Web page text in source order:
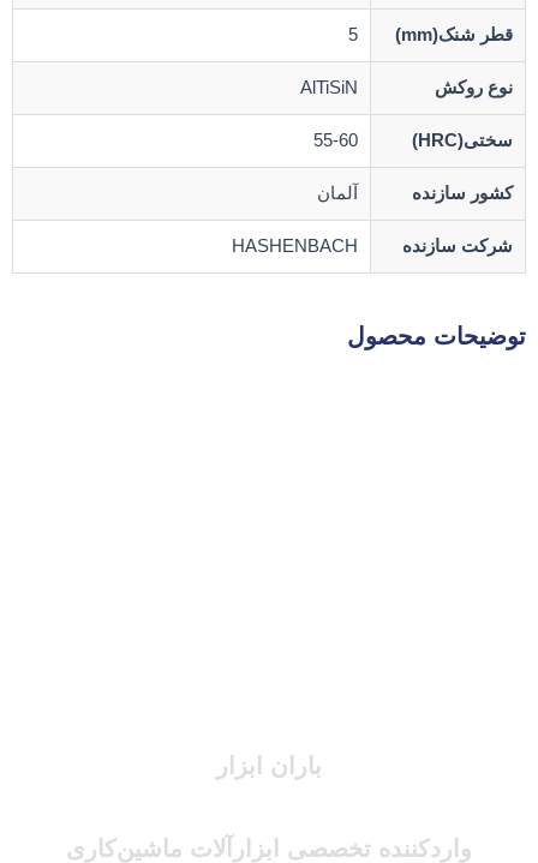
قطر شنک(mm) 5
نوع روکش AlTiSiN
سختی(HRC) 55-60
کشور سازنده آلمان
شرکت سازنده HASHENBACH
توضیحات محصول
باران ابزار
واردکننده تخصصی ابزارآلات ماشین‌کاری